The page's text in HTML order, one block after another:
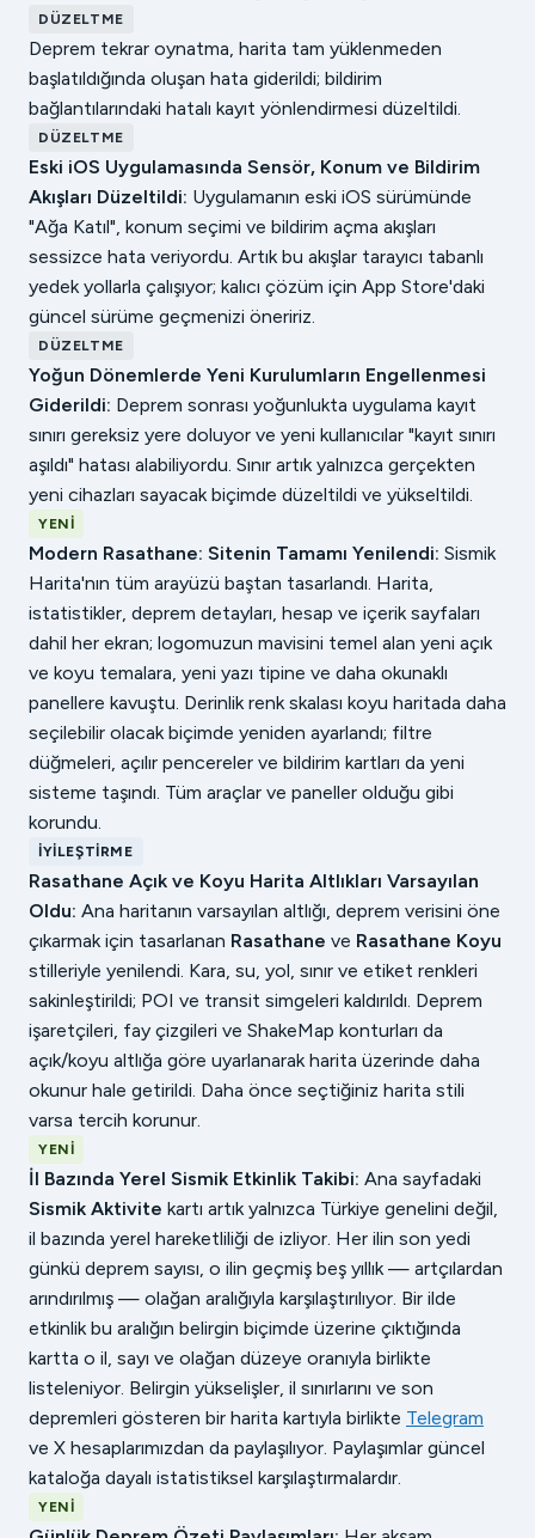
DÜZELTME
Deprem tekrar oynatma, harita tam yüklenmeden
başlatıldığında oluşan hata giderildi; bildirim
bağlantılarındaki hatalı kayıt yönlendirmesi düzeltildi.
DÜZELTME
Eski iOS Uygulamasında Sensör, Konum ve Bildirim
Akışları Düzeltildi: Uygulamanın eski iOS sürümünde
"Ağa Katıl", konum seçimi ve bildirim açma akışları
sessizce hata veriyordu. Artık bu akışlar tarayıcı tabanlı
yedek yollarla çalışıyor; kalıcı çözüm için App Store'daki
güncel sürüme geçmenizi öneririz.
DÜZELTME
Yoğun Dönemlerde Yeni Kurulumların Engellenmesi
Giderildi: Deprem sonrası yoğunlukta uygulama kayıt
sınırı gereksiz yere doluyor ve yeni kullanıcılar "kayıt sınırı
aşıldı" hatası alabiliyordu. Sınır artık yalnızca gerçekten
yeni cihazları sayacak biçimde düzeltildi ve yükseltildi.
YENI
Modern Rasathane: Sitenin Tamamı Yenilendi: Sismik
Harita'nın tüm arayüzü baştan tasarlandı. Harita,
istatistikler, deprem detayları, hesap ve içerik sayfaları
dahil her ekran; logomuzun mavisini temel alan yeni açık
ve koyu temalara, yeni yazı tipine ve daha okunaklı
panellere kavuştu. Derinlik renk skalası koyu haritada daha
seçilebilir olacak biçimde yeniden ayarlandı; filtre
düğmeleri, açılır pencereler ve bildirim kartları da yeni
sisteme taşındı. Tüm araçlar ve paneller olduğu gibi
korundu.
İYILEŞTIRME
Rasathane Açık ve Koyu Harita Altlıkları Varsayılan
Oldu: Ana haritanın varsayılan altlığı, deprem verisini öne
çıkarmak için tasarlanan Rasathane ve Rasathane Koyu
stilleriyle yenilendi. Kara, su, yol, sınır ve etiket renkleri
sakinleştirildi; POI ve transit simgeleri kaldırıldı. Deprem
işaretçileri, fay çizgileri ve ShakeMap konturları da
açık/koyu altlığa göre uyarlanarak harita üzerinde daha
okunur hale getirildi. Daha önce seçtiğiniz harita stili
varsa tercih korunur.
YENI
İl Bazında Yerel Sismik Etkinlik Takibi: Ana sayfadaki
Sismik Aktivite kartı artık yalnızca Türkiye genelini değil,
il bazında yerel hareketliliği de izliyor. Her ilin son yedi
günkü deprem sayısı, o ilin geçmiş beş yıllık — artçılardan
arındırılmış — olağan aralığıyla karşılaştırılıyor. Bir ilde
etkinlik bu aralığın belirgin biçimde üzerine çıktığında
kartta o il, sayı ve olağan düzeye oranıyla birlikte
listeleniyor. Belirgin yükselişler, il sınırlarını ve son
depremleri gösteren bir harita kartıyla birlikte Telegram
ve X hesaplarımızdan da paylaşılıyor. Paylaşımlar güncel
kataloğa dayalı istatistiksel karşılaştırmalardır.
YENI